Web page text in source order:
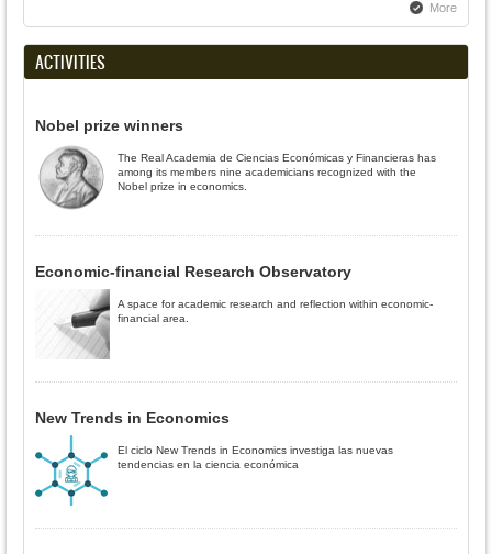
More
ACTIVITIES
Nobel prize winners
The Real Academia de Ciencias Económicas y Financieras has
among its members nine academicians recognized with the
Nobel prize in economics.
Economic-financial Research Observatory
A space for academic research and reflection within economic-
financial area.
New Trends in Economics
El ciclo New Trends in Economics investiga las nuevas
tendencias en la ciencia económica